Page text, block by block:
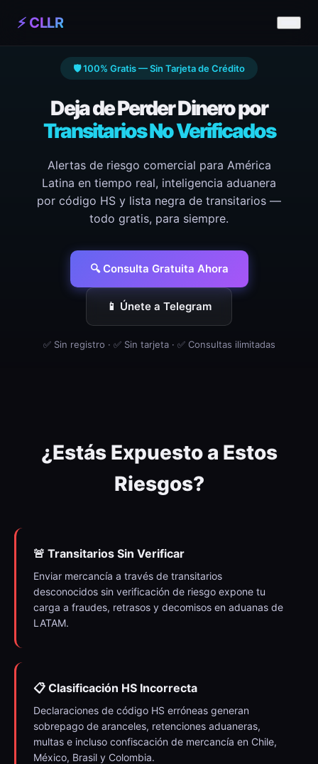
⚡ CLLR
🛡️ 100% Gratis — Sin Tarjeta de Crédito
Deja de Perder Dinero por
Transitarios No Verificados
Alertas de riesgo comercial para América
Latina en tiempo real, inteligencia aduanera
por código HS y lista negra de transitarios —
todo gratis, para siempre.
🔍 Consulta Gratuita Ahora
📱 Únete a Telegram
✅ Sin registro · ✅ Sin tarjeta · ✅ Consultas ilimitadas
¿Estás Expuesto a Estos
Riesgos?
🚨 Transitarios Sin Verificar
Enviar mercancía a través de transitarios
desconocidos sin verificación de riesgo expone tu
carga a fraudes, retrasos y decomisos en aduanas de
LATAM.
📋 Clasificación HS Incorrecta
Declaraciones de código HS erróneas generan
sobrepago de aranceles, retenciones aduaneras,
multas e incluso confiscación de mercancía en Chile,
México, Brasil y Colombia.